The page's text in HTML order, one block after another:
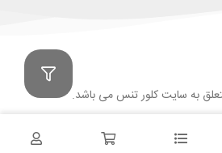
به سایت کلور تنس می باشد.